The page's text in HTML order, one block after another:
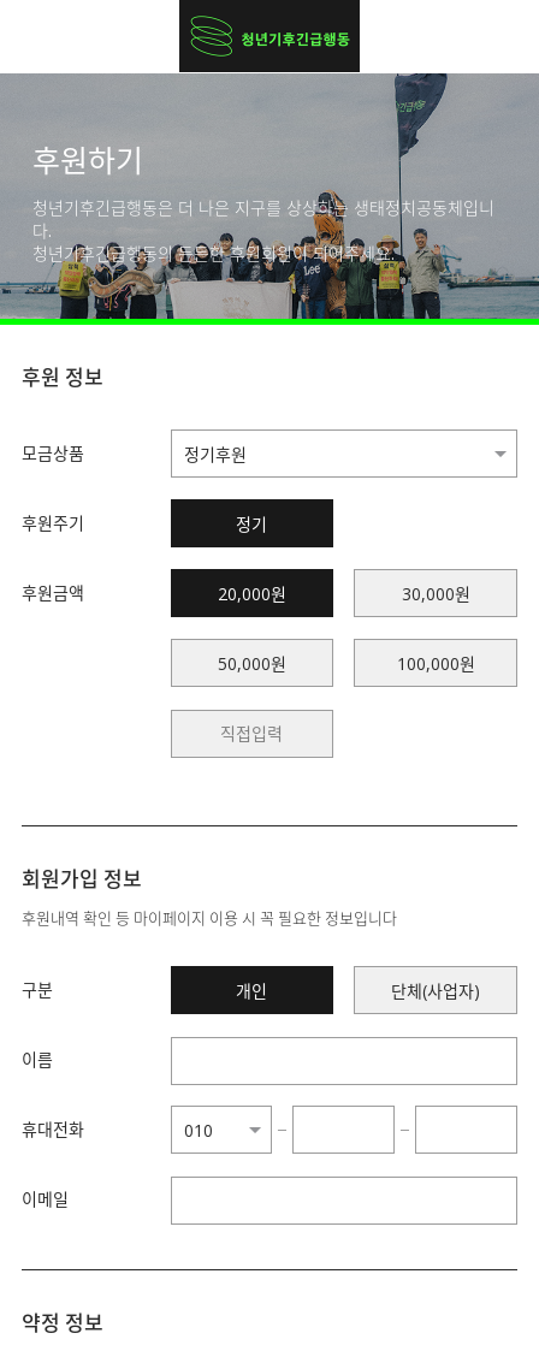
후원하기
청년기후긴급행동은 더 나은 지구를 상상하는 생태정치공동체입니
다.
청년기후긴급행동의 든든한 후원회원이 되어주세요.
후원 정보
모금상품
후원주기 정기
후원금액 20,000원 30,000원
50,000원 100,000원
회원가입 정보
후원내역 확인 등 마이페이지 이용 시 꼭 필요한 정보입니다
구분 개인 단체(사업자)
이름
휴대전화 − −
이메일
약정 정보